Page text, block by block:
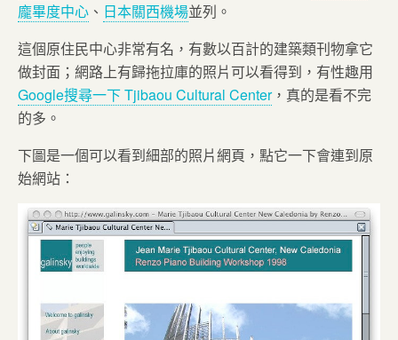
龐畢度中心 、 日本關西機場並列。
這個原住民中心非常有名，有數以百計的建築類刊物拿它
做封面；網路上有歸拖拉庫的照片可以看得到，有性趣用
Google搜尋一下 Tjibaou Cultural Center，真的是看不完
的多。
下圖是一個可以看到細部的照片網頁，點它一下會連到原
始網站：